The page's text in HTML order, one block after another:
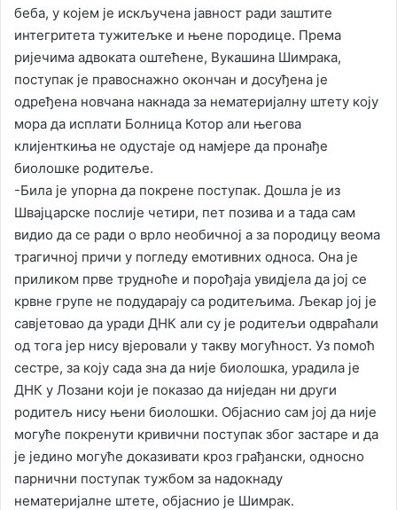
беба, у којем је искључена јавност ради заштите
интегритета тужитељке и њене породице. Према
ријечима адвоката оштећене, Вукашина Шимрака,
поступак је правоснажно окончан и досуђена је
одређена новчана накнада за нематеријалну штету коју
мора да исплати Болница Котор али његова
клијенткиња не одустаје од намјере да пронађе
биолошке родитеље.
-Била је упорна да покрене поступак. Дошла је из
Швајцарске послије четири, пет позива и а тада сам
видио да се ради о врло необичној а за породицу веома
трагичној причи у погледу емотивних односа. Она је
приликом прве трудноће и порођаја увидјела да јој се
крвне групе не подударају са родитељима. Љекар јој је
савјетовао да уради ДНК али су је родитељи одвраћали
од тога јер нису вјеровали у такву могућност. Уз помоћ
сестре, за коју сада зна да није биолошка, урадила је
ДНК у Лозани који је показао да ниједан ни други
родитељ нису њени биолошки. Објаснио сам јој да није
могуће покренути кривични поступак због застаре и да
је једино могуће доказивати кроз грађански, односно
парнични поступак тужбом за надокнаду
нематеријалне штете, објаснио је Шимрак.